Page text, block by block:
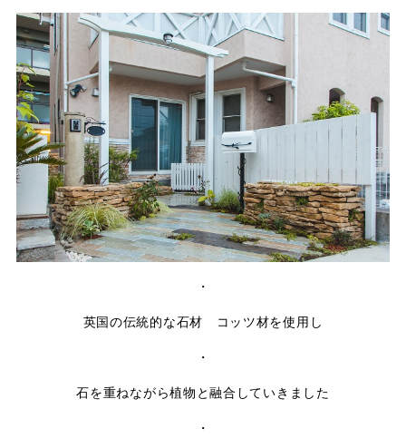
・
英国の伝統的な石材 コッツ材を使用し
・
石を重ねながら植物と融合していきました
・